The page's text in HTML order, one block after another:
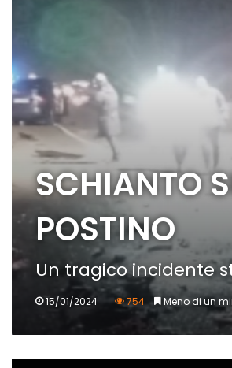
SCHIANTO
POSTINO
Un tragico incidente
15/01/2024 754 Meno di un